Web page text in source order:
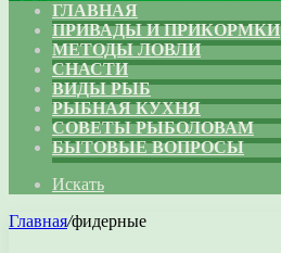
ГЛАВНАЯ
ПРИВАДЫ И ПРИКОРМКИ
МЕТОДЫ ЛОВЛИ
СНАСТИ
ВИДЫ РЫБ
РЫБНАЯ КУХНЯ
СОВЕТЫ РЫБОЛОВАМ
БЫТОВЫЕ ВОПРОСЫ
Искать
Главная/фидерные